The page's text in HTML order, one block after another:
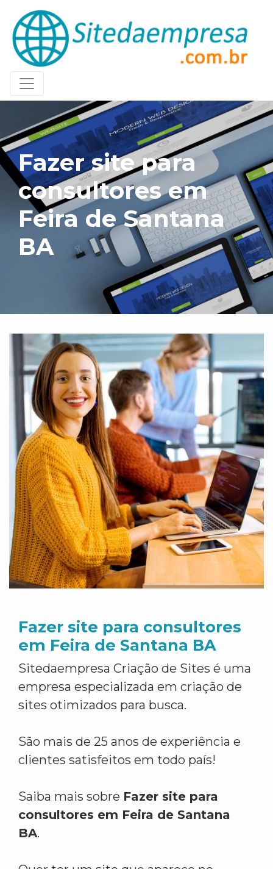
Fazer site para
consultores em
Feira de Santana
BA
Fazer site para consultores
em Feira de Santana BA
Sitedaempresa Criação de Sites é uma
empresa especializada em criação de
sites otimizados para busca.
São mais de 25 anos de experiência e
clientes satisfeitos em todo país!
Saiba mais sobre Fazer site para
consultores em Feira de Santana
BA.